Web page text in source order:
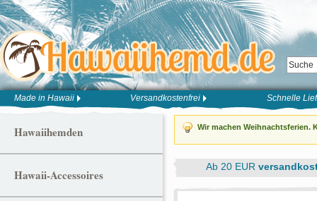
Made in Hawaii Versandkostenfrei Schnelle
Wir machen Weihnachtsferien.
Ab 20 EUR
Hawaiihemden
Hawaii-Accessoires